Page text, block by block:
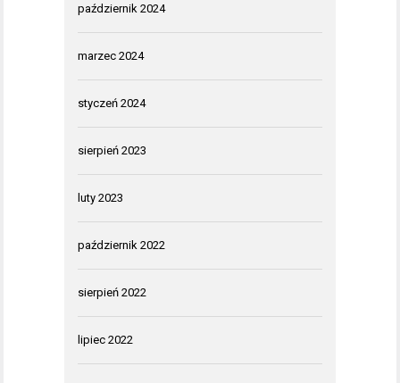
październik 2024
marzec 2024
styczeń 2024
sierpień 2023
luty 2023
październik 2022
sierpień 2022
lipiec 2022